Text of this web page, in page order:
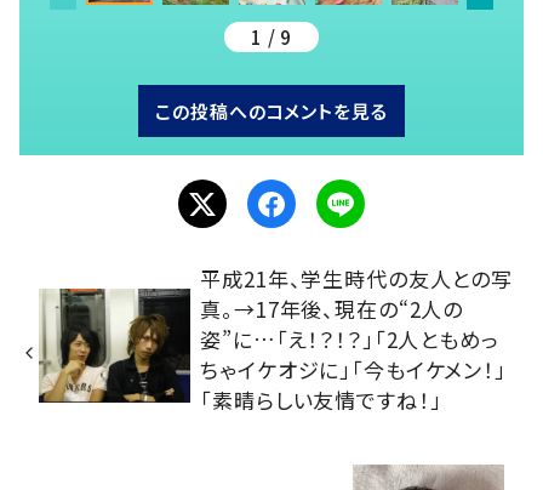
1 / 9
この投稿へのコメントを見る
平成21年、学生時代の友人との写
真。→17年後、現在の“2人の
姿”に…「え！？！？」「2人ともめっ
ちゃイケオジに」「今もイケメン！」
「素晴らしい友情ですね！」